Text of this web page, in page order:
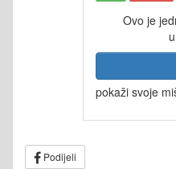
Ovo je
pokaži svoje
Podijeli